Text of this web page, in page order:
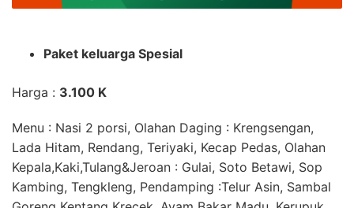
Paket keluarga Spesial
Harga : 3.100 K
Menu : Nasi 2 porsi, Olahan Daging : Krengsengan,
Lada Hitam, Rendang, Teriyaki, Kecap Pedas, Olahan
Kepala,Kaki,Tulang&Jeroan : Gulai, Soto Betawi, Sop
Kambing, Tengkleng, Pendamping :Telur Asin, Sambal